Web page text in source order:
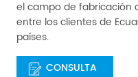
el campo de fabricación
entre los clientes de
países.
CONSULTA